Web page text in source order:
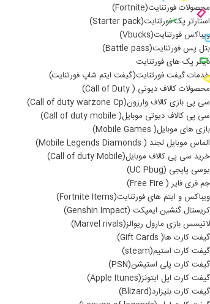
محصولات فورتنایت(Fortnite)
استارتر پک فورتنایت(Starter pack)
ویباکس فورتنایت(Vbucks)
بتل پس فورتنایت(Battle pass)
دیگر پک های فورتنایت
خدمات گیفت فورتنایت(گیفت ایتم شاپ فورتنایت)
محصولات کالاف دیوتی ( Call of Duty)
سی پی بازی کالاف وارزون(Call of duty warzone Cp)
سی پی کالاف دیوتی موبایل( Call of duty mobile)
بازی های موبایل( Mobile Games)
الماس موبایل لجند ( Mobile Legends Diamonds)
خرید سی پی کالاف موبایل(Call of duty Mobile)
یوسی پایجی (UC Pbug)
جم فری فایر ( Free Fire)
ویباکس و ایتم های فورتنایت(Fortnite Items)
کریستال گنشین ایمپکت (Genshin Impact)
لاتیسس بازی مارول ریوالز(Marvel rivals)
گیفت کارت ها( Gift Cards)
گیفت کارت استیم(steam)
گیفت کارت پلی استیشن(PSN)
گیفت کارت اپل ایتونز(Apple Itunes)
گیفت کارت بلیزارد(Blizard)